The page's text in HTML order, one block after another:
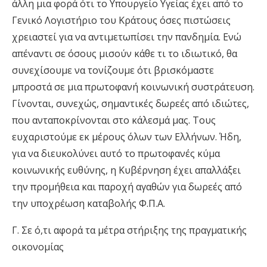
άλλη μια φορά ότι το Υπουργείο Υγείας έχει από το
Γενικό Λογιστήριο του Κράτους όσες πιστώσεις
χρειαστεί για να αντιμετωπίσει την πανδημία. Ενώ
απέναντι σε όσους μισούν κάθε τι το ιδιωτικό, θα
συνεχίσουμε να τονίζουμε ότι βρισκόμαστε
μπροστά σε μια πρωτοφανή κοινωνική συστράτευση.
Γίνονται, συνεχώς, σημαντικές δωρεές από ιδιώτες,
που ανταποκρίνονται στο κάλεσμά μας. Τους
ευχαριστούμε εκ μέρους όλων των Ελλήνων. Ήδη,
για να διευκολύνει αυτό το πρωτοφανές κύμα
κοινωνικής ευθύνης, η Κυβέρνηση έχει απαλλάξει
την προμήθεια και παροχή αγαθών για δωρεές από
την υποχρέωση καταβολής Φ.Π.Α.
Γ. Σε ό,τι αφορά τα μέτρα στήριξης της πραγματικής
οικονομίας